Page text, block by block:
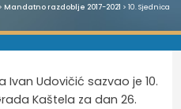
> Mandatno razdoblje 2017-2021 > 10. Sjednica
Ivan Udovičić sazvao je 10.
Kaštela za dan 26.